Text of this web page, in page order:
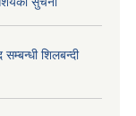
शिलबन्दी